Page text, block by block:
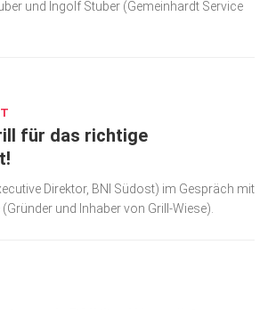
und Ingolf Stuber (Gemeinhardt Service
für das richtige
Direktor, BNI Südost) im Gespräch mit
und Inhaber von Grill-Wiese).